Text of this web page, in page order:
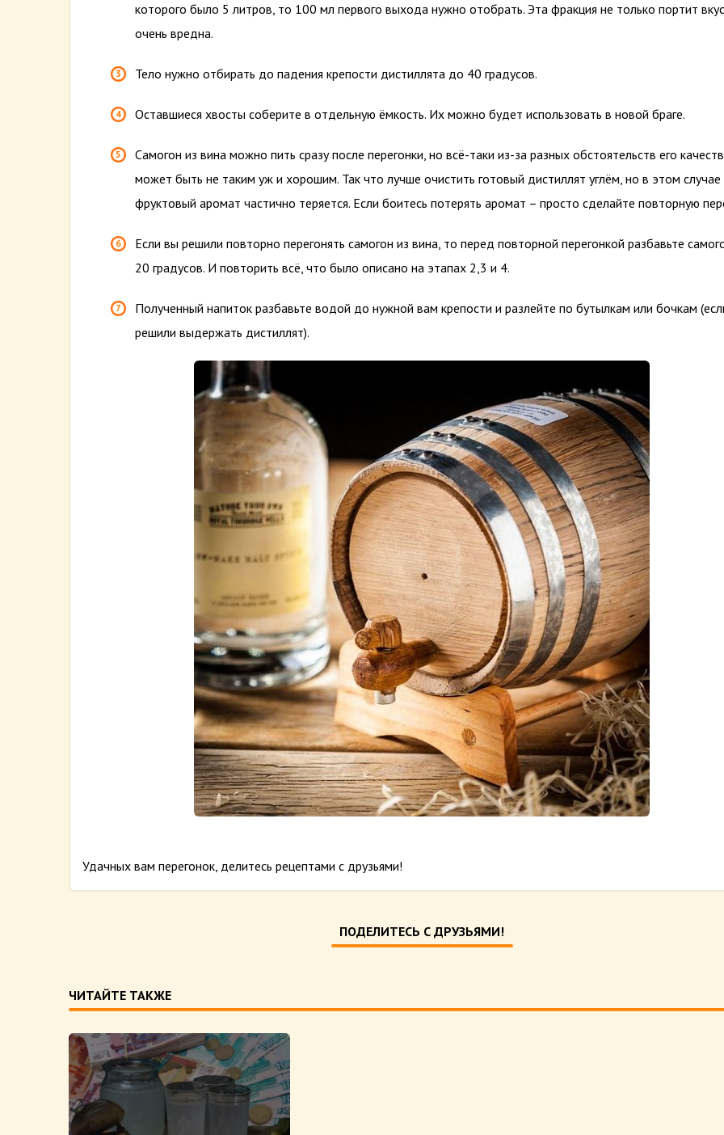
которого было 5 литров, то 100 мл первого выхода нужно отобрать. Эта фракция не только портит
очень вредна.
Тело нужно отбирать до падения крепости дистиллята до 40 градусов.
Оставшиеся хвосты соберите в отдельную ёмкость. Их можно будет использовать в новой браге.
Самогон из вина можно пить сразу после перегонки, но всё-таки из-за разных обстоятельств его
может быть не таким уж и хорошим. Так что лучше очистить готовый дистиллят углём, но в этом случае
фруктовый аромат частично теряется. Если боитесь потерять аромат – просто сделайте повторную
Если вы решили повторно перегонять самогон из вина, то перед повторной перегонкой разбавьте
20 градусов. И повторить всё, что было описано на этапах 2,3 и 4.
Полученный напиток разбавьте водой до нужной вам крепости и разлейте по бутылкам или бочкам
решили выдержать дистиллят).
Удачных вам перегонок, делитесь рецептами с друзьями!
ПОДЕЛИТЕСЬ С ДРУЗЬЯМИ!
ЧИТАЙТЕ ТАКЖЕ